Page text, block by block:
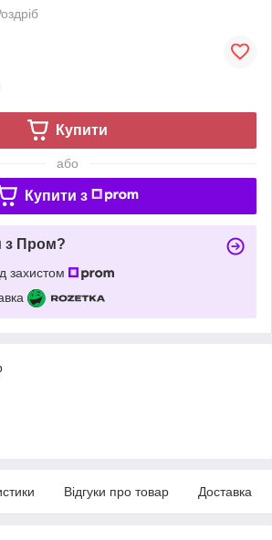
Купити
або
Купити з
з Пром?
захистом
Відгуки про товар Доставка